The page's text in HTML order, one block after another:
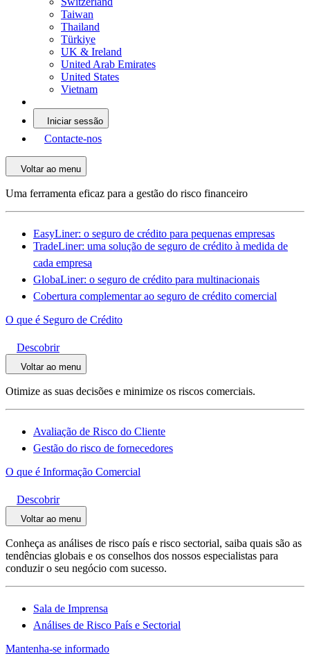
Taiwan
Thailand
Türkiye
UK & Ireland
United Arab Emirates
United States
Vietnam
Iniciar sessão
Contacte-nos
Voltar ao menu
Uma ferramenta eficaz para a gestão do risco financeiro
EasyLiner: o seguro de crédito para pequenas empresas
TradeLiner: uma solução de seguro de crédito à medida de
cada empresa
GlobaLiner: o seguro de crédito para multinacionais
Cobertura complementar ao seguro de crédito comercial
O que é Seguro de Crédito
Descobrir
Voltar ao menu
Otimize as suas decisões e minimize os riscos comerciais.
Avaliação de Risco do Cliente
Gestão do risco de fornecedores
O que é Informação Comercial
Descobrir
Voltar ao menu
Conheça as análises de risco país e risco sectorial, saiba quais são as
tendências globais e os conselhos dos nossos especialistas para
conduzir o seu negócio com sucesso.
Sala de Imprensa
Análises de Risco País e Sectorial
Mantenha-se informado